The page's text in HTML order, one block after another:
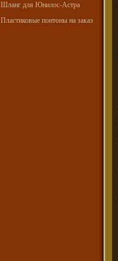
Шланг для Юнилос-Астра
Пластиковые понтоны на заказ